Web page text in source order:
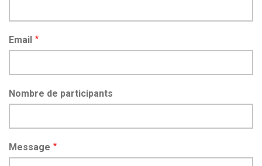
Email
Nombre de participants
Message